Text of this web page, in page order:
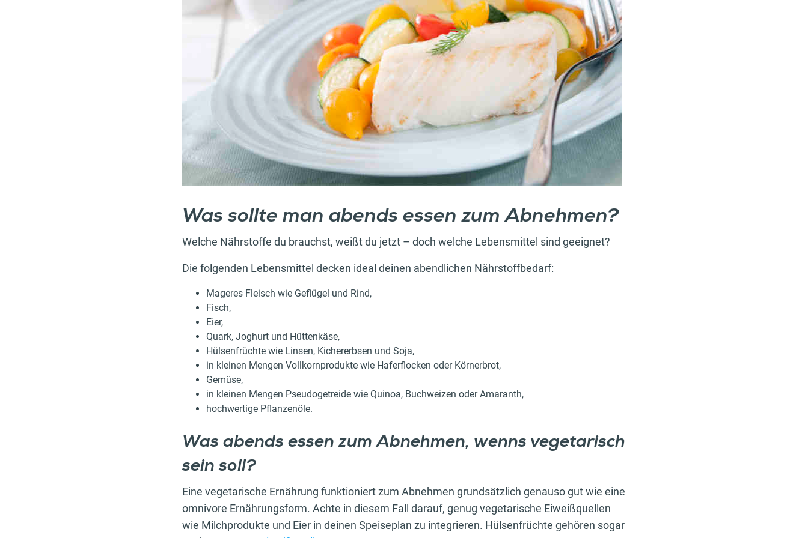
Was sollte man abends essen zum Abnehmen?
Welche Nährstoffe du brauchst, weißt du jetzt – doch welche Lebensmittel sind geeignet?
Die folgenden Lebensmittel decken ideal deinen abendlichen Nährstoffbedarf:
Mageres Fleisch wie Geflügel und Rind,
Fisch,
Eier,
Quark, Joghurt und Hüttenkäse,
Hülsenfrüchte wie Linsen, Kichererbsen und Soja,
in kleinen Mengen Vollkornprodukte wie Haferflocken oder Körnerbrot,
Gemüse,
in kleinen Mengen Pseudogetreide wie Quinoa, Buchweizen oder Amaranth,
hochwertige Pflanzenöle.
Was abends essen zum Abnehmen, wenns vegetarisch
sein soll?
Eine vegetarische Ernährung funktioniert zum Abnehmen grundsätzlich genauso gut wie eine
omnivore Ernährungsform. Achte in diesem Fall darauf, genug vegetarische Eiweißquellen
wie Milchprodukte und Eier in deinen Speiseplan zu integrieren. Hülsenfrüchte gehören sogar